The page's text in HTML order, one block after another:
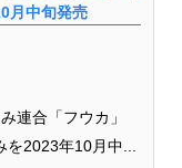
月中旬発売
連合「フウカ」
を2023年10月中...